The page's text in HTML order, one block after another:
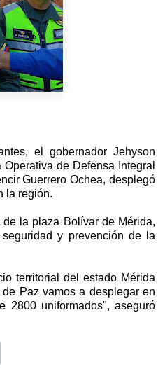
el gobernador Jehyson
de Defensa Integral
Guerrero Ochea, desplegó
la región.
la plaza Bolívar de Mérida,
y prevención de la
territorial del estado Mérida
Paz vamos a desplegar en
2800 uniformados", aseguró